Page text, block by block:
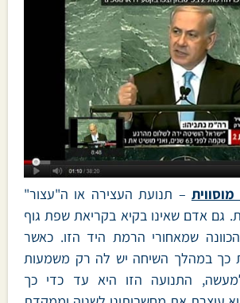
– תנועת העצירה או ה"עצור"
גם אדם שאינו בקיא בקריאת שפת גוף
שמאחורי הרמת היד הזו. כאשר
כך במהלך השיחה יש לה רק משמעות
התנועה הזו היא עד כדי כך